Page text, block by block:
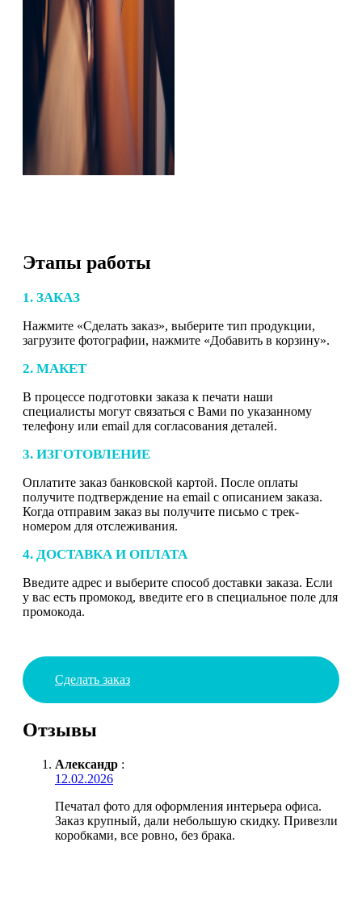
Этапы работы
1. ЗАКАЗ
Нажмите «Сделать заказ», выберите тип продукции,
загрузите фотографии, нажмите «Добавить в корзину».
2. МАКЕТ
В процессе подготовки заказа к печати наши
специалисты могут связаться с Вами по указанному
телефону или email для согласования деталей.
3. ИЗГОТОВЛЕНИЕ
Оплатите заказ банковской картой. После оплаты
получите подтверждение на email с описанием заказа.
Когда отправим заказ вы получите письмо с трек-
номером для отслеживания.
4. ДОСТАВКА И ОПЛАТА
Введите адрес и выберите способ доставки заказа. Если
у вас есть промокод, введите его в специальное поле для
промокода.
Сделать заказ
Отзывы
Александр :
12.02.2026
Печатал фото для оформления интерьера офиса.
Заказ крупный, дали небольшую скидку. Привезли
коробками, все ровно, без брака.